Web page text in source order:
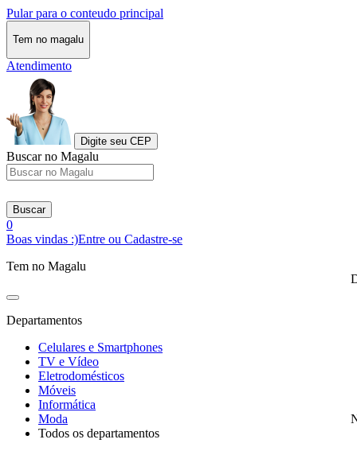
Pular para o conteudo principal
Tem no magalu
Atendimento
Digite seu CEP
Buscar no Magalu
Buscar
0
Boas vindas :)Entre ou Cadastre-se
Tem no Magalu
Departamentos
Celulares e Smartphones
TV e Vídeo
Eletrodomésticos
Móveis
Informática
Moda
Todos os departamentos